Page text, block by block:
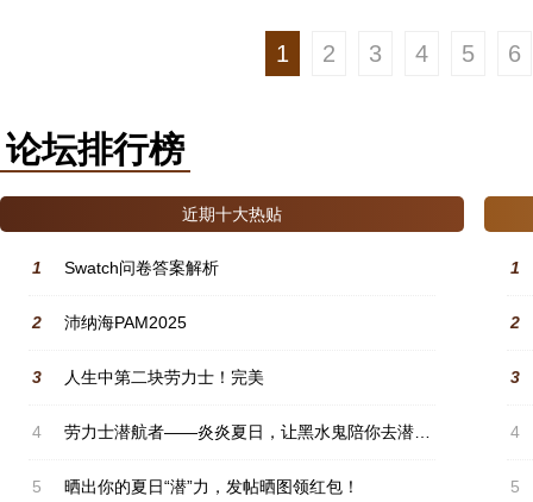
1 2 3 4 5 6
论坛排行榜
近期十大热贴
1 Swatch问卷答案解析
2 沛纳海PAM2025
3 人生中第二块劳力士！完美
4 劳力士潜航者——炎炎夏日，让黑水鬼陪你去潜水吧兄弟们！#晒出你的夏日“潜”力#
5 晒出你的夏日“潜”力，发帖晒图领红包！
1
2
3
4
5